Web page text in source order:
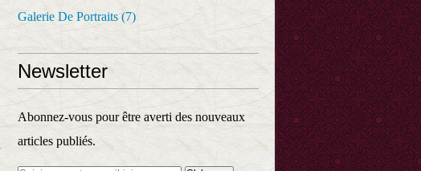
Galerie De Portraits (7)
Newsletter
Abonnez-vous pour être averti des nouveaux
articles publiés.